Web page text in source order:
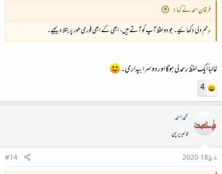
فرقان احمد نے کہا:
رحم دلی دکھائیے۔ جو دو لفظ آپ کو آتے ہیں، ابھی کے ابھی فوری طور پر بتلا دیجیے۔
غالباً ایک لفظ رحمدلی ہوگا اور دوسرا بیداری۔
4
محمداحمد
لائبریرین
مارچ 18، 2020
#14